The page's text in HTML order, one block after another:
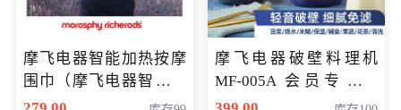
摩飞电器智能加热按摩
围巾（摩飞电器智能加
热按摩围脖） 会员专享
摩飞电器破壁料理机
MF-005A 会员专享价
198元